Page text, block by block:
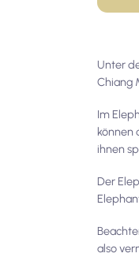
Unter
Chiang
Im
können
ihnen
Der
also